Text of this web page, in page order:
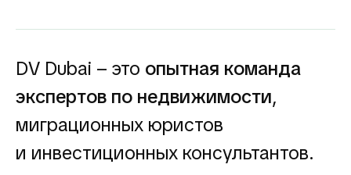
доходность для инвесторов как от
аренды.
строящуюся
недвижимость
Оплата за объект поступает на эскроу-счёт.
Застройщик сможет получить с него деньги
DV Dubai – это опытная команда
экспертов по недвижимости,
миграционных юристов
и инвестиционных консультантов.